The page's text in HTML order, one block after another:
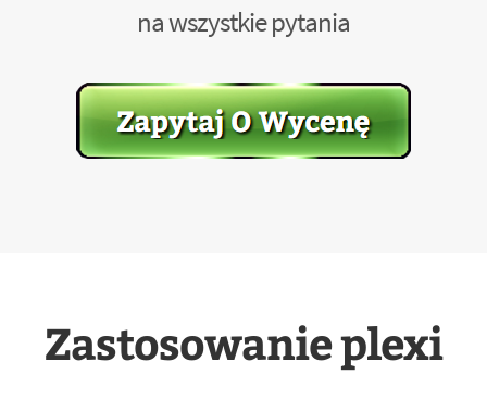
na wszystkie pytania
Zastosowanie plexi